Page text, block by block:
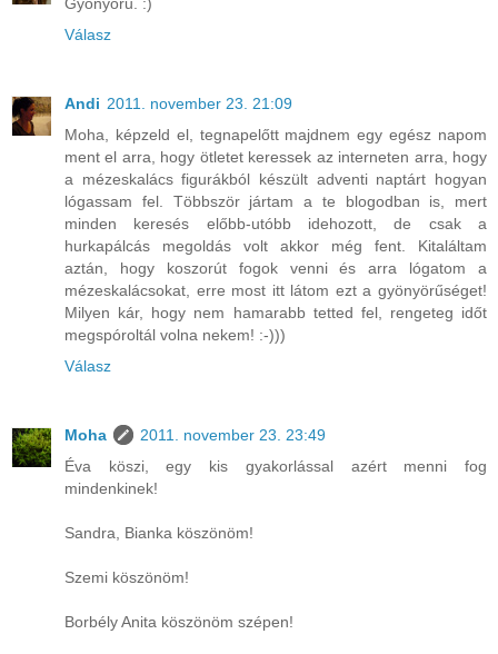
Válasz
Andi 2011. november 23. 21:09
Moha, képzeld el, tegnapelőtt majdnem egy egész napom
ment el arra, hogy ötletet keressek az interneten arra, hogy
a mézeskalács figurákból készült adventi naptárt hogyan
lógassam fel. Többször jártam a te blogodban is, mert
minden keresés előbb-utóbb idehozott, de csak a
hurkapálcás megoldás volt akkor még fent. Kitaláltam
aztán, hogy koszorút fogok venni és arra lógatom a
mézeskalácsokat, erre most itt látom ezt a gyönyörűséget!
Milyen kár, hogy nem hamarabb tetted fel, rengeteg időt
megspóroltál volna nekem! :-)))
Válasz
Moha
2011. november 23. 23:49
Éva köszi, egy kis gyakorlással azért menni fog
mindenkinek!
Sandra, Bianka köszönöm!
Szemi köszönöm!
Borbély Anita köszönöm szépen!